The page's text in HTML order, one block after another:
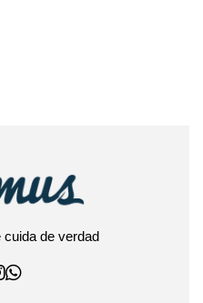
cuida de verdad